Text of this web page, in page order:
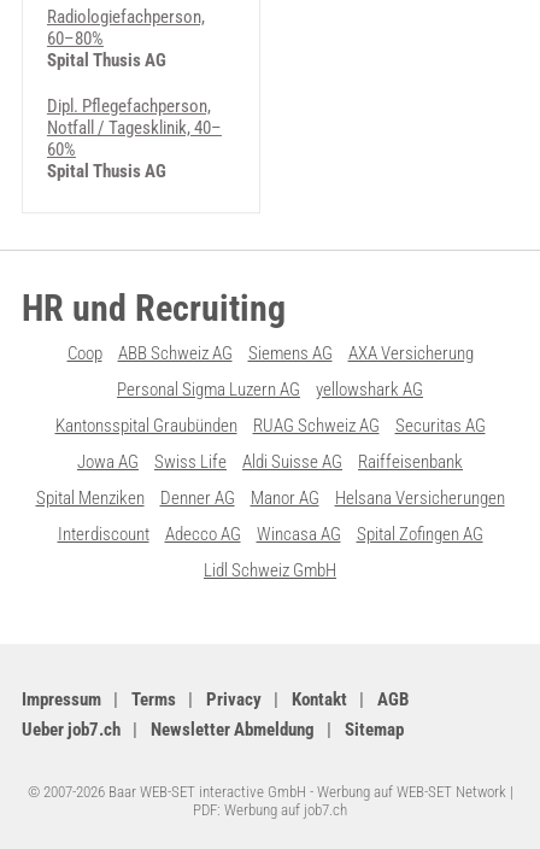
Radiologiefachperson,
60–80%
Spital Thusis AG
Dipl. Pflegefachperson,
Notfall / Tagesklinik, 40–
60%
Spital Thusis AG
HR und Recruiting
Coop ABB Schweiz AG Siemens AG
AXA Versicherung
Personal Sigma Luzern AG
yellowshark AG
Kantonsspital Graubünden
RUAG Schweiz AG
Securitas AG
Jowa AG
Swiss Life Aldi Suisse AG
Raiffeisenbank
Spital Menziken
Denner AG Manor AG
Helsana Versicherungen
Interdiscount
Adecco AG Wincasa AG
Spital Zofingen AG
Lidl Schweiz GmbH
Impressum Terms Privacy Kontakt
AGB
Ueber job7.ch
Newsletter Abmeldung Sitemap
© 2007-2026 Baar WEB-SET interactive GmbH - Werbung auf WEB-SET Network |
PDF: Werbung auf job7.ch